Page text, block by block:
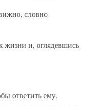
словно
жизни и, оглядевшись
ответить ему.